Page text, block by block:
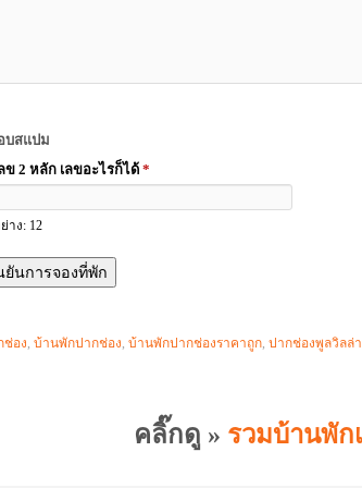
บสแปม
ข 2 หลัก เลขอะไรก็ได้*
าง: 12
อง บ้านพักปากช่อง บ้านพักปากช่องราคาถูก ปากช่องพูลวิลล่า
คลิ๊กดู » รวมบ้านพัก